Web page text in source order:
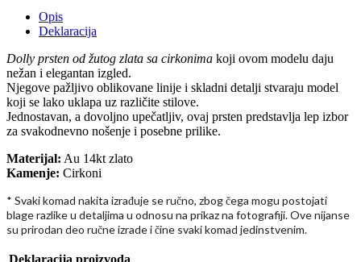
Opis
Deklaracija
Dolly prsten od žutog zlata sa cirkonima koji ovom modelu daju
nežan i elegantan izgled.
Njegove pažljivo oblikovane linije i skladni detalji stvaraju model
koji se lako uklapa uz različite stilove.
Jednostavan, a dovoljno upečatljiv, ovaj prsten predstavlja lep izbor
za svakodnevno nošenje i posebne prilike.
Materijal: Au 14kt zlato
Kamenje: Cirkoni
* Svaki komad nakita izrađuje se ručno, zbog čega mogu postojati
blage razlike u detaljima u odnosu na prikaz na fotografiji. Ove nijanse
su prirodan deo ručne izrade i čine svaki komad jedinstvenim.